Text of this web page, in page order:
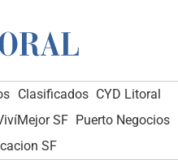
Clasificados CYD Litoral
SF Puerto Negocios
SF